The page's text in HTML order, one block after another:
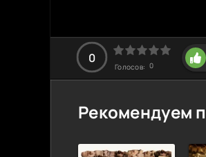
0
Голосов: 0
Рекомендуем